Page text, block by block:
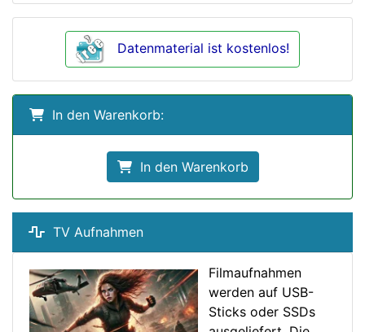
Datenmaterial ist kostenlos!
In den Warenkorb:
In den Warenkorb
TV Aufnahmen
Filmaufnahmen
werden auf USB-
Sticks oder SSDs